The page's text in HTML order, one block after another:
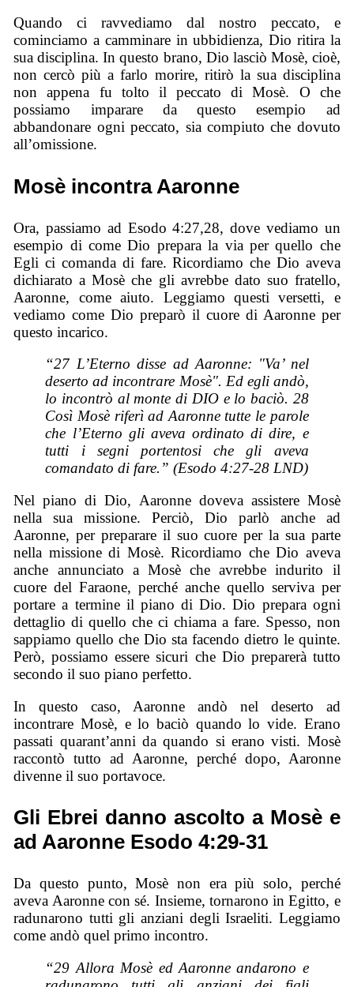
Quando ci ravvediamo dal nostro peccato, e
cominciamo a camminare in ubbidienza, Dio ritira la
sua disciplina. In questo brano, Dio lasciò Mosè, cioè,
non cercò più a farlo morire, ritirò la sua disciplina
non appena fu tolto il peccato di Mosè. O che
possiamo imparare da questo esempio ad
abbandonare ogni peccato, sia compiuto che dovuto
all’omissione.
Mosè incontra Aaronne
Ora, passiamo ad Esodo 4:27,28, dove vediamo un
esempio di come Dio prepara la via per quello che
Egli ci comanda di fare. Ricordiamo che Dio aveva
dichiarato a Mosè che gli avrebbe dato suo fratello,
Aaronne, come aiuto. Leggiamo questi versetti, e
vediamo come Dio preparò il cuore di Aaronne per
questo incarico.
“27 L’Eterno disse ad Aaronne: "Va’ nel
deserto ad incontrare Mosè". Ed egli andò,
lo incontrò al monte di DIO e lo baciò. 28
Così Mosè riferì ad Aaronne tutte le parole
che l’Eterno gli aveva ordinato di dire, e
tutti i segni portentosi che gli aveva
comandato di fare.” (Esodo 4:27-28 LND)
Nel piano di Dio, Aaronne doveva assistere Mosè
nella sua missione. Perciò, Dio parlò anche ad
Aaronne, per preparare il suo cuore per la sua parte
nella missione di Mosè. Ricordiamo che Dio aveva
anche annunciato a Mosè che avrebbe indurito il
cuore del Faraone, perché anche quello serviva per
portare a termine il piano di Dio. Dio prepara ogni
dettaglio di quello che ci chiama a fare. Spesso, non
sappiamo quello che Dio sta facendo dietro le quinte.
Però, possiamo essere sicuri che Dio preparerà tutto
secondo il suo piano perfetto.
In questo caso, Aaronne andò nel deserto ad
incontrare Mosè, e lo baciò quando lo vide. Erano
passati quarant’anni da quando si erano visti. Mosè
raccontò tutto ad Aaronne, perché dopo, Aaronne
divenne il suo portavoce.
Gli Ebrei danno ascolto a Mosè e
ad Aaronne Esodo 4:29-31
Da questo punto, Mosè non era più solo, perché
aveva Aaronne con sé. Insieme, tornarono in Egitto, e
radunarono tutti gli anziani degli Israeliti. Leggiamo
come andò quel primo incontro.
“29 Allora Mosè ed Aaronne andarono e